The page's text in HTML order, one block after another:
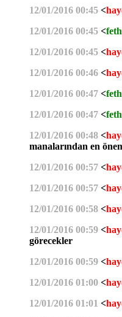
12/01/2016 00:45 <
12/01/2016 00:45 <
12/01/2016 00:45 <
12/01/2016 00:46 <
12/01/2016 00:47 <
12/01/2016 00:47 <
12/01/2016 00:48 <
manalarından en
12/01/2016 00:57 <
12/01/2016 00:57 <
12/01/2016 00:58 <
12/01/2016 00:59 <
görecekler
12/01/2016 00:59 <
12/01/2016 01:00 <
12/01/2016 01:01 <